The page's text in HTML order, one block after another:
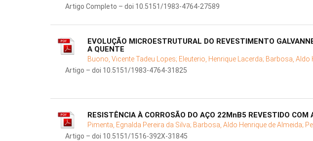
Artigo Completo – doi 10.5151/1983-4764-27589
EVOLUÇÃO MICROESTRUTURAL DO REVESTIMENTO
A QUENTE
Buono, Vicente Tadeu Lopes; Eleuterio, Henrique Lacerda; Barbosa, Aldo
Artigo – doi 10.5151/1983-4764-31825
RESISTÊNCIA À CORROSÃO DO AÇO 22MnB5 REVESTIDO
Pimenta, Egnalda Pereira da Silva; Barbosa, Aldo Henrique de Almeida;
Artigo – doi 10.5151/1516-392X-31845